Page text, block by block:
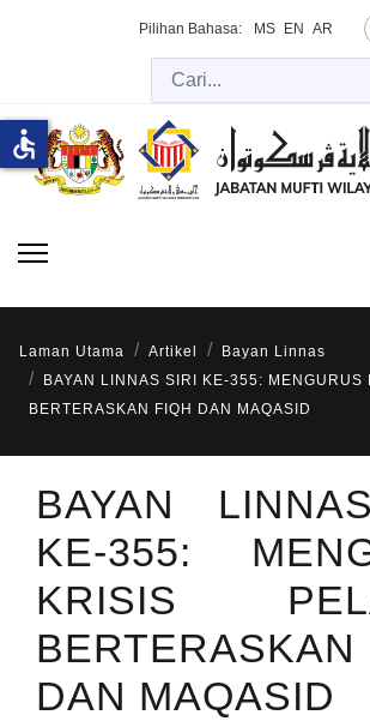
Pilihan Bahasa: MS EN AR
Laman Utama Artikel
Bayan Linnas
BAYAN LINNAS SIRI KE-355: MENGURUS
BERTERASKAN FIQH DAN MAQASID
BAYAN
KE-355:
KRISIS
DAN MAQASID
accessible